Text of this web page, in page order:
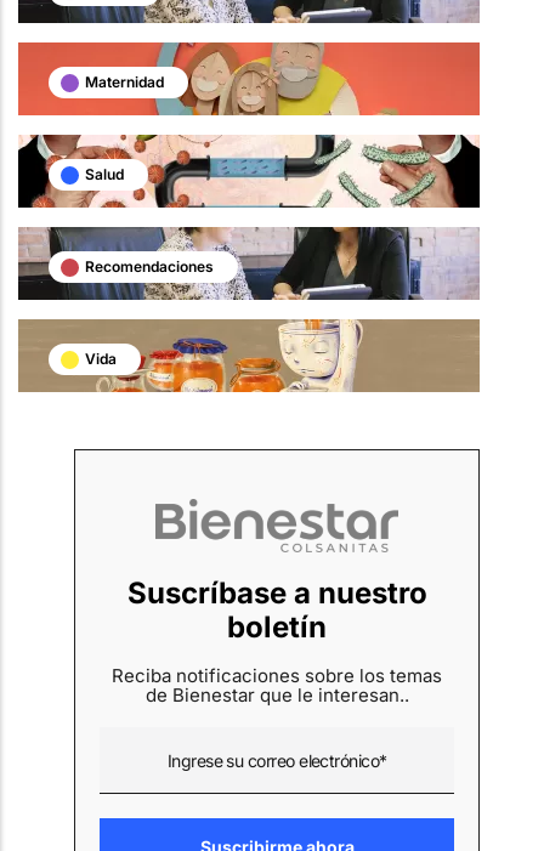
Maternidad
Salud
Recomendaciones
Vida
Suscríbase a nuestro
boletín
Reciba notificaciones sobre los temas
de Bienestar que le interesan..